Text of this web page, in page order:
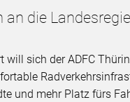
an die
will sich der ADFC
und mehr Platz fürs